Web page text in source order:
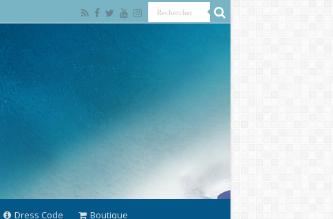
Dress Code Boutique